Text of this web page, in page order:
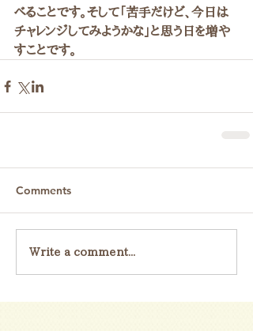
べることです。そして「苦手だけど、今日は
チャレンジしてみようかな」と思う日を増や
すことです。
Comments
Write a comment...